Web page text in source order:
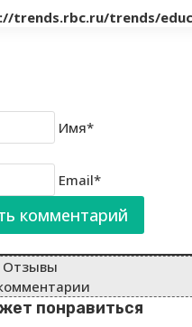
trends.rbc.ru/trends/
Имя*
Email*
Отзывы
понравиться